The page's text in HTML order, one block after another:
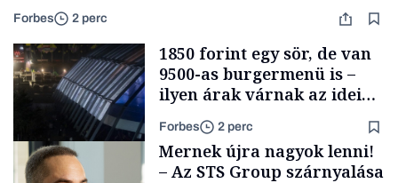
Forbes 2 perc
1850 forint egy sör, de van
9500-as burgermenü is –
ilyen árak várnak az idei
Szigeten
Forbes 2 perc
Mernek újra nagyok lenni!
– Az STS Group szárnyalása